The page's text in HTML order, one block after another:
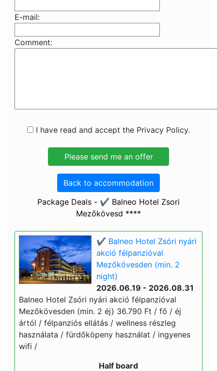
E-mail:
Comment:
I have read and accept the Privacy Policy.
Back to accommodation
Package Deals - ✔️ Balneo Hotel Zsori
Mezőkövesd ****
✔️ Balneo Hotel Zsóri nyári
akció félpanzióval
Mezőkövesden (min. 2
night)
2026.06.19 - 2026.08.31
Balneo Hotel Zsóri nyári akció félpanzióval
Mezőkövesden (min. 2 éj) 36.790 Ft / fő / éj
ártól / félpanziós ellátás / wellness részleg
használata / fürdőköpeny használat / ingyenes
wifi /
Half board